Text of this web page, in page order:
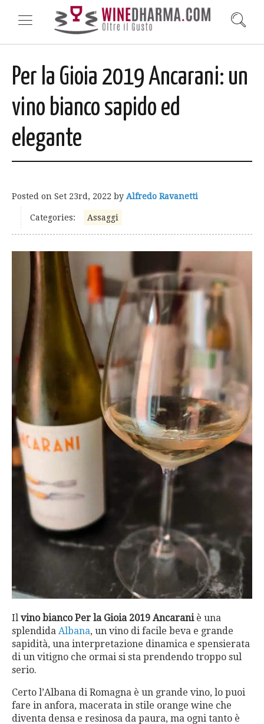
Per la Gioia 2019 Ancarani: un
vino bianco sapido ed
elegante
Posted on Set 23rd, 2022 by Alfredo Ravanetti
Categories: Assaggi
Il vino bianco Per la Gioia 2019 Ancaraniè una
splendida Albana, un vino di facile beva e grande
sapidità, una interpretazione dinamica e spensierata
di un vitigno che ormai si sta prendendo troppo sul
serio.
Certo l’Albana di Romagna è un grande vino, lo puoi
fare in anfora, macerata in stile orange wine che
diventa densa e resinosa da paura, ma ogni tanto è